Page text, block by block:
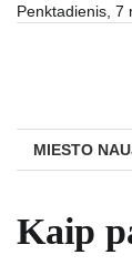
SkipPenktadienis, 7
MIESTO
Kaip